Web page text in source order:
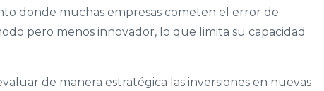
donde muchas empresas cometen el error de
pero menos innovador, lo que limita su capacidad
de manera estratégica las inversiones en nuevas